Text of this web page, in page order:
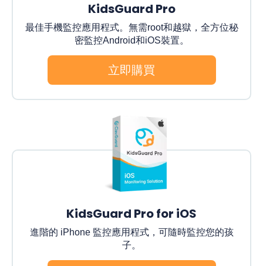
KidsGuard Pro
最佳手機監控應用程式。無需root和越獄，全方位秘
密監控Android和iOS裝置。
立即購買
KidsGuard Pro for iOS
進階的 iPhone 監控應用程式，可隨時監控您的孩
子。